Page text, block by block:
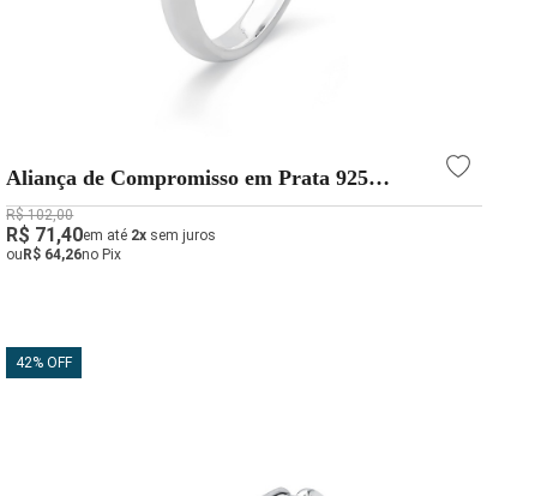
Aliança de Compromisso em Prata 925
Abaulada 2mm
R$ 102,00
R$ 71,40em até 2x sem juros
ou R$ 64,26no Pix
42% OFF